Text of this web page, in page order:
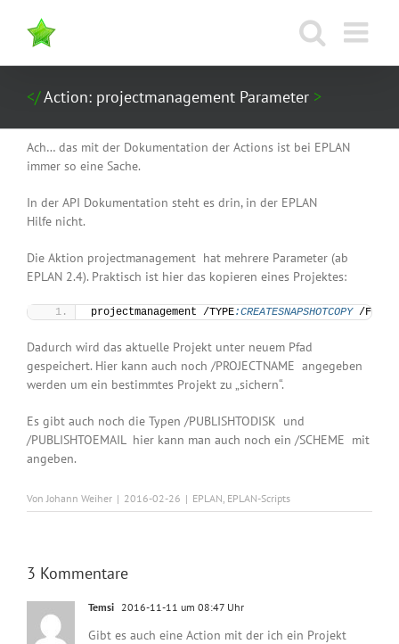
Inhalt
springen
Action: projectmanagement Parameter
Ach… das mit der Dokumentation der Actions ist bei EPLAN
immer so eine Sache.
In der API Dokumentation steht es drin, in der EPLAN
Hilfe nicht.
Die Aktion projectmanagement hat mehrere Parameter (ab
EPLAN 2.4). Praktisch ist hier das kopieren eines Projektes:
projectmanagement /TYPE:CREATESNAPSHOTCOPY /
Dadurch wird das aktuelle Projekt unter neuem Pfad
gespeichert. Hier kann auch noch /PROJECTNAME angegeben
werden um ein bestimmtes Projekt zu „sichern“.
Es gibt auch noch die Typen /PUBLISHTODISK und
/PUBLISHTOEMAILhier kann man auch noch ein /SCHEME mit
angeben.
VonJohann Weiher | 2016-02-26 | EPLAN, EPLAN-Scripts
3 Kommentare
Temsi 2016-11-11 um 08:47 Uhr
Gibt es auch eine Action mit der ich ein Projekt